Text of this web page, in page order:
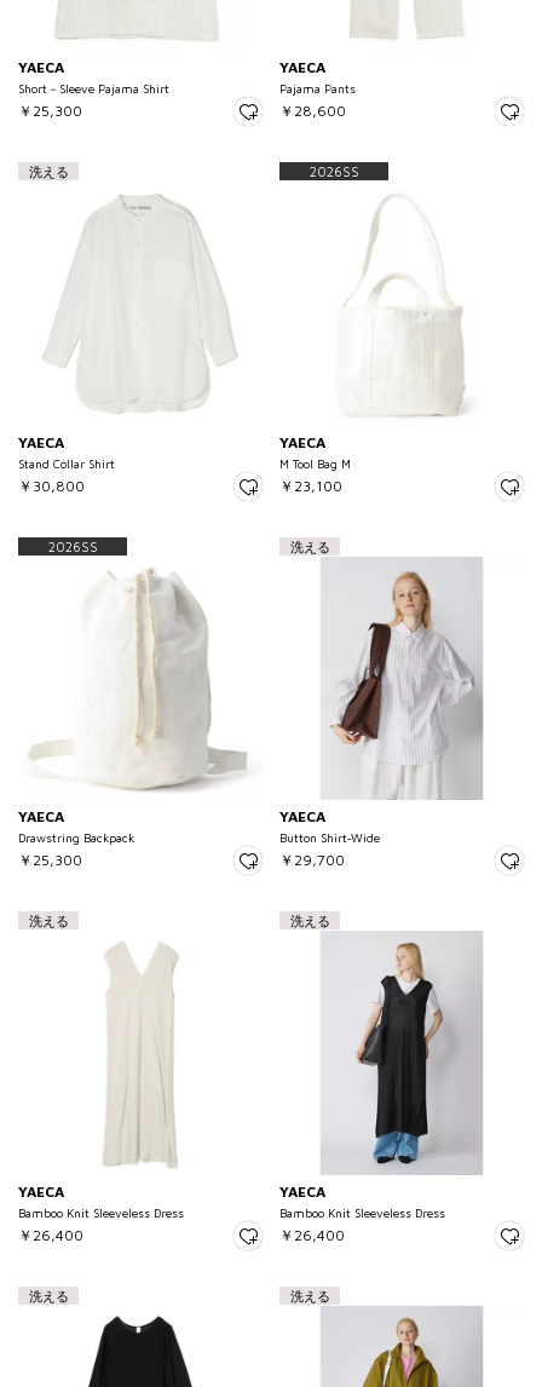
YAECA
Short－Sleeve Pajama Shirt
￥25,300
YAECA
Pajama Pants
￥28,600
洗える
YAECA
Stand Collar Shirt
￥30,800
2026SS
YAECA
M Tool Bag M
￥23,100
2026SS
YAECA
Drawstring Backpack
￥25,300
洗える
YAECA
Button Shirt‐Wide
￥29,700
洗える
YAECA
Bamboo Knit Sleeveless Dress
￥26,400
洗える
YAECA
Bamboo Knit Sleeveless Dress
￥26,400
洗える 洗える